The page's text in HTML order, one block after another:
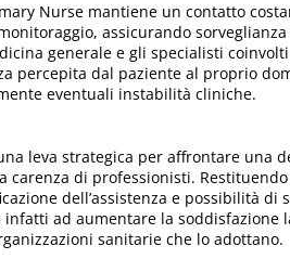
Nurse mantiene un contatto
assicurando sorveglianza
generale e gli specialisti
percepita dal paziente al proprio
eventuali instabilità cliniche.
leva strategica per affrontare una
di professionisti.
dell’assistenza e possibilità di
ad aumentare la soddisfazione
sanitarie che lo adottano.